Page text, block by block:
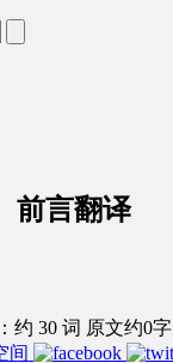
前言翻译
约 30 词 原文约0字